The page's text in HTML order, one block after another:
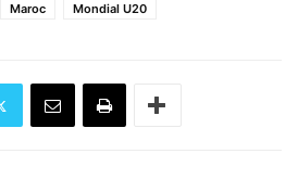
Maroc Mondial U20